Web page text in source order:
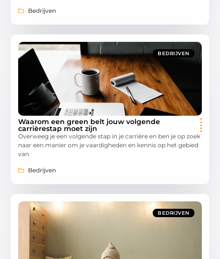
Bedrijven
BEDRIJVEN
Waarom een green belt jouw volgende
carrièrestap moet zijn
Overweeg je een volgende stap in je carrière en ben je op zoek
naar een manier om je vaardigheden en kennis op het gebied
van
Bedrijven
BEDRIJVEN